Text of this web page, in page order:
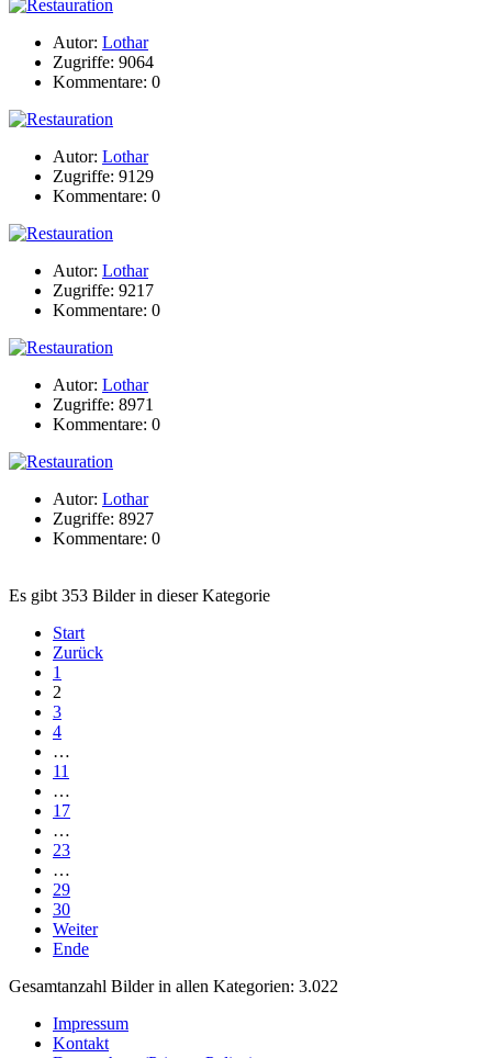
Autor: Lothar
Zugriffe: 9064
Kommentare: 0
Autor: Lothar
Zugriffe: 9129
Kommentare: 0
Autor: Lothar
Zugriffe: 9217
Kommentare: 0
Autor: Lothar
Zugriffe: 8971
Kommentare: 0
Autor: Lothar
Zugriffe: 8927
Kommentare: 0
Es gibt 353 Bilder in dieser Kategorie
Start
Zurück
1
2
3
4
…
11
…
17
…
23
…
29
30
Weiter
Ende
Gesamtanzahl Bilder in allen Kategorien: 3.022
Impressum
Kontakt